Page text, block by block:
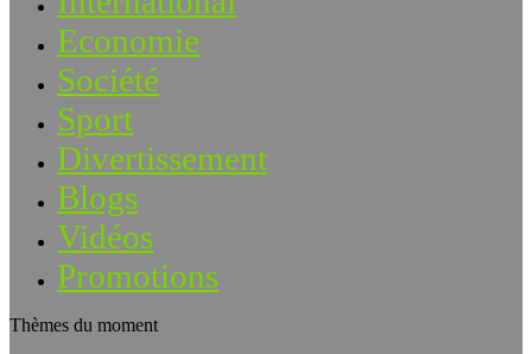
Economie
Société
Sport
Divertissement
Blogs
Vidéos
Promotions
Thèmes du moment